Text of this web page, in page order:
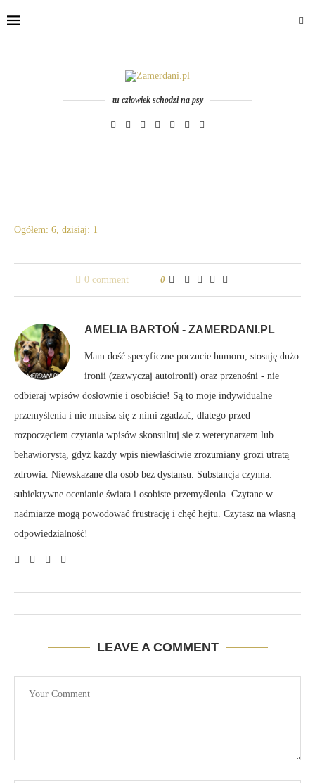
tu człowiek schodzi na psy
Ogółem: 6, dzisiaj: 1
0 comment 0
AMELIA BARTOŃ - ZAMERDANI.PL
Mam dość specyficzne poczucie humoru, stosuję dużo
ironii (zazwyczaj autoironii) oraz przenośni - nie
odbieraj wpisów dosłownie i osobiście! Są to moje indywidualne
przemyślenia i nie musisz się z nimi zgadzać, dlatego przed
rozpoczęciem czytania wpisów skonsultuj się z weterynarzem lub
behawiorystą, gdyż każdy wpis niewłaściwie zrozumiany grozi utratą
zdrowia. Niewskazane dla osób bez dystansu. Substancja czynna:
subiektywne ocenianie świata i osobiste przemyślenia. Czytane w
nadmiarze mogą powodować frustrację i chęć hejtu. Czytasz na własną
odpowiedzialność!
LEAVE A COMMENT